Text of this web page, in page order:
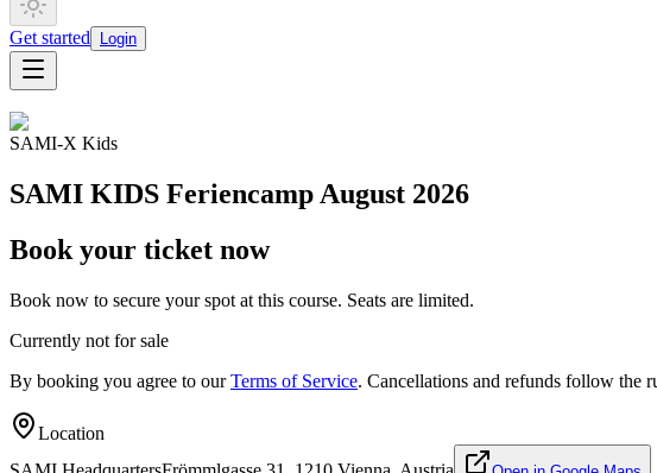
Get started Login
SAMI-X Kids
SAMI KIDS Feriencamp August 2026
Book your ticket now
Book now to secure your spot at this course. Seats are limited.
Currently not for sale
By booking you agree to ourTerms of Service. Cancellations and refunds follow the
Location